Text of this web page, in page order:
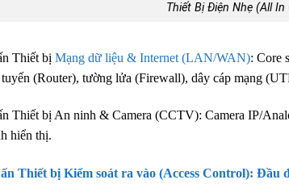
Thiết Bị Điện Nhẹ (All In
Thiết bị Mạng dữ liệu & Internet (LAN/WAN): Core
(Router), tường lửa (Firewall), dây cáp mạng
Thiết bị An ninh & Camera (CCTV): Camera IP/
hiển thị.
Thiết bị Kiểm soát ra vào (Access Control): Đầu